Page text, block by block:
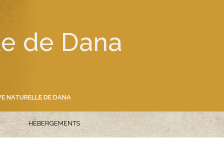
de Dana
NATURELLE DE DANA
HÉBERGEMENTS